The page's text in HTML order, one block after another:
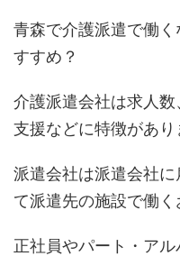
青森で介護派遣で働
すすめ？
介護派遣会社は求人
支援などに特徴があり
派遣会社は派遣会社
て派遣先の施設で働く
正社員やパート・ア